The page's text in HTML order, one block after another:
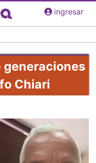
ingresar
generaciones
Chiari